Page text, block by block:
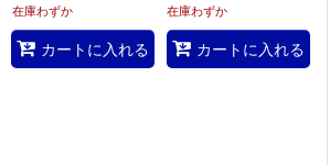
在庫わずか
カートに入れる
在庫わずか
カートに入れる